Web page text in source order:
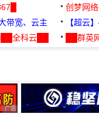
创梦网
88元/月
带宽、云主
【超云
全科云██
██群
广告 商业广告，理性选择